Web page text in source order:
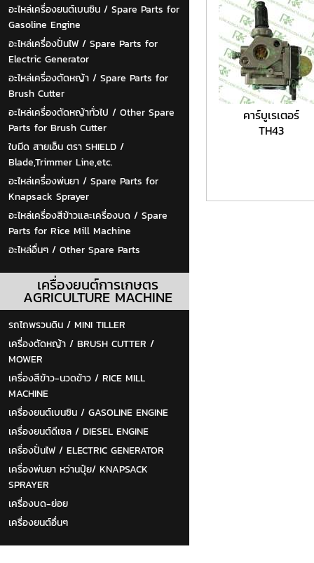
อะไหล่เครื่องยนต์เบนซิน / Spare Parts for
Gasoline Engine
อะไหล่เครื่องปั่นไฟ / Spare Parts for
Electric Generator
อะไหล่เครื่องตัดหญ้า / Spare Parts for
Brush Cutter
อะไหล่เครื่องตัดหญ้าทั่วไป / Other Spare
Parts for Brush Cutter
ใบมีด สายเอ็น ตรา SHIELD /
Blade,Trimmer Line,etc.
อะไหล่เครื่องพ่นยา / Spare Parts for
Knapsack Sprayer
อะไหล่เครื่องสีข้าวและเครื่องบด / Spare
Parts for Rice Mill Machine
อะไหล่อื่นๆ / Other Spare Parts
เครื่องยนต์การเกษตร
AGRICULTURE MACHINE
รถไถพรวนดิน / MINI TILLER
เครื่องตัดหญ้า / BRUSH CUTTER /
MOWER
เครื่องสีข้าว-นวดข้าว / RICE MILL
MACHINE
เครื่องยนต์เบนซิน / GASOLINE ENGINE
เครื่องยนต์ดีเซล / DIESEL ENGINE
เครื่องปั่นไฟ / ELECTRIC GENERATOR
เครื่องพ่นยา หว่านปุ๋ย/ KNAPSACK
SPRAYER
เครื่องบด-ย่อย
เครื่องยนต์อื่นๆ
คาร์บูเรเตอร์
TH43